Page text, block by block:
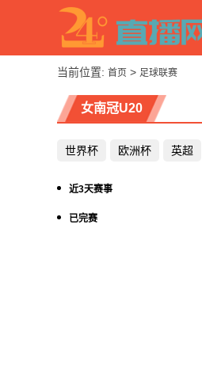
当前位置: 首页 > 足球联赛
女南冠U20
世界杯 欧洲杯 英超
近3天赛事
已完赛